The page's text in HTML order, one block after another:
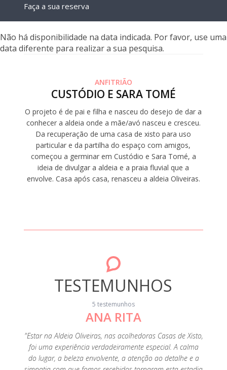
Faça a sua reserva
Não há disponibilidade na data indicada. Por favor, use uma
data diferente para realizar a sua pesquisa.
ANFITRIÃO
CUSTÓDIO E SARA TOMÉ
O projeto é de pai e filha e nasceu do desejo de dar a
conhecer a aldeia onde a mãe/avó nasceu e cresceu.
Da recuperação de uma casa de xisto para uso
particular e da partilha do espaço com amigos,
começou a germinar em Custódio e Sara Tomé, a
ideia de divulgar a aldeia e a praia fluvial que a
envolve. Casa após casa, renasceu a aldeia Oliveiras.
TESTEMUNHOS
5 testemunhos
ANA RITA
"Estar na Aldeia Oliveiras, nas acolhedoras Casas de Xisto,
foi uma experiência verdadeiramente especial. A calma
do lugar, a beleza envolvente, a atenção ao detalhe e a